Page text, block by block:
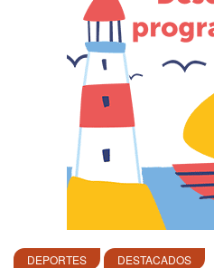
DEPORTES DESTACADOS